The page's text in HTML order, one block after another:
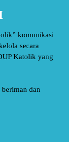
komunikasi
secara
Katolik yang
dan